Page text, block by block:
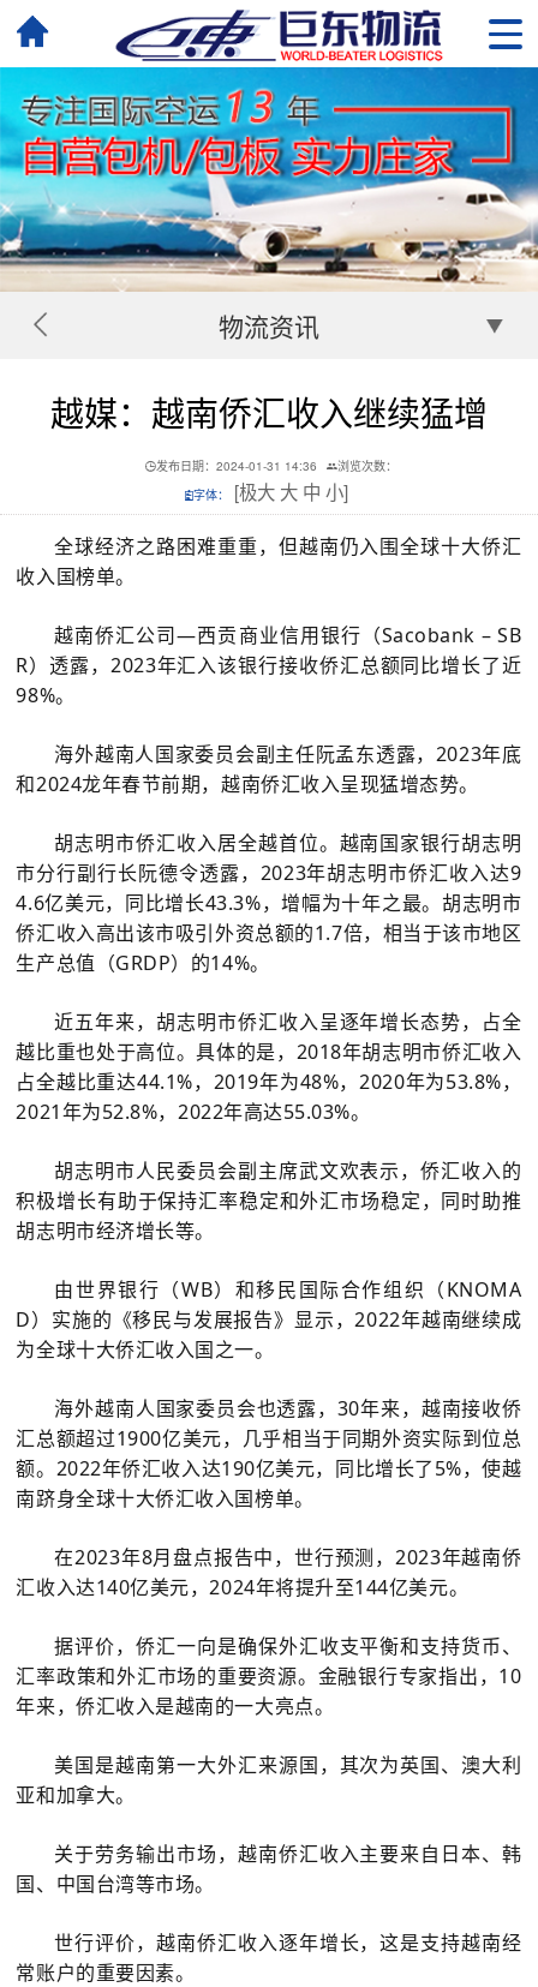
物流资讯
越媒：越南侨汇收入继续猛增
发布日期：2024-01-31 14:36
浏览次数：
字体：
[极大 大 中 小]
全球经济之路困难重重，但越南仍入围全球十大侨汇
收入国榜单。
越南侨汇公司—西贡商业信用银行（Sacobank – SB
R）透露，2023年汇入该银行接收侨汇总额同比增长了近
98%。
海外越南人国家委员会副主任阮孟东透露，2023年底
和2024龙年春节前期，越南侨汇收入呈现猛增态势。
胡志明市侨汇收入居全越首位。越南国家银行胡志明
市分行副行长阮德令透露，2023年胡志明市侨汇收入达9
4.6亿美元，同比增长43.3%，增幅为十年之最。胡志明市
侨汇收入高出该市吸引外资总额的1.7倍，相当于该市地区
生产总值（GRDP）的14%。
近五年来，胡志明市侨汇收入呈逐年增长态势，占全
越比重也处于高位。具体的是，2018年胡志明市侨汇收入
占全越比重达44.1%，2019年为48%，2020年为53.8%，
2021年为52.8%，2022年高达55.03%。
胡志明市人民委员会副主席武文欢表示，侨汇收入的
积极增长有助于保持汇率稳定和外汇市场稳定，同时助推
胡志明市经济增长等。
由世界银行（WB）和移民国际合作组织（KNOMA
D）实施的《移民与发展报告》显示，2022年越南继续成
为全球十大侨汇收入国之一。
海外越南人国家委员会也透露，30年来，越南接收侨
汇总额超过1900亿美元，几乎相当于同期外资实际到位总
额。2022年侨汇收入达190亿美元，同比增长了5%，使越
南跻身全球十大侨汇收入国榜单。
在2023年8月盘点报告中，世行预测，2023年越南侨
汇收入达140亿美元，2024年将提升至144亿美元。
据评价，侨汇一向是确保外汇收支平衡和支持货币、
汇率政策和外汇市场的重要资源。金融银行专家指出，10
年来，侨汇收入是越南的一大亮点。
美国是越南第一大外汇来源国，其次为英国、澳大利
亚和加拿大。
关于劳务输出市场，越南侨汇收入主要来自日本、韩
国、中国台湾等市场。
世行评价，越南侨汇收入逐年增长，这是支持越南经
常账户的重要因素。